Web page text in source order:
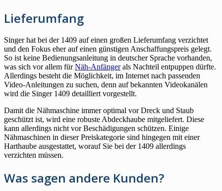
Lieferumfang
Singer hat bei der 1409 auf einen großen Lieferumfang verzichtet
und den Fokus eher auf einen günstigen Anschaffungspreis gelegt.
So ist keine Bedienungsanleitung in deutscher Sprache vorhanden,
was sich vor allem fürNäh-Anfängerals Nachteil entpuppen dürfte.
Allerdings besteht die Möglichkeit, im Internet nach passenden
Video-Anleitungen zu suchen, denn auf bekannten Videokanälen
wird die Singer 1409 detailliert vorgestellt.
Damit die Nähmaschine immer optimal vor Dreck und Staub
geschützt ist, wird eine robuste Abdeckhaube mitgeliefert. Diese
kann allerdings nicht vor Beschädigungen schützen. Einige
Nähmaschinen in dieser Preiskategorie sind hingegen mit einer
Harthaube ausgestattet, worauf Sie bei der 1409 allerdings
verzichten müssen.
Was sagen andere Kunden?